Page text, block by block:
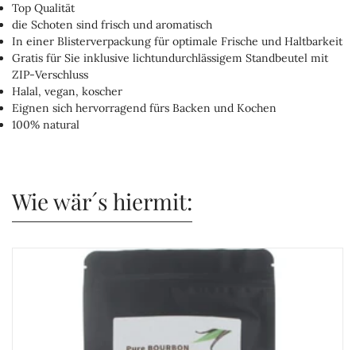
Top Qualität
die Schoten sind frisch und aromatisch
In einer Blisterverpackung für optimale Frische und Haltbarkeit
Gratis für Sie inklusive lichtundurchlässigem Standbeutel mit
ZIP-Verschluss
Halal, vegan, koscher
Eignen sich hervorragend fürs Backen und Kochen
100% natural
Wie wär´s hiermit: